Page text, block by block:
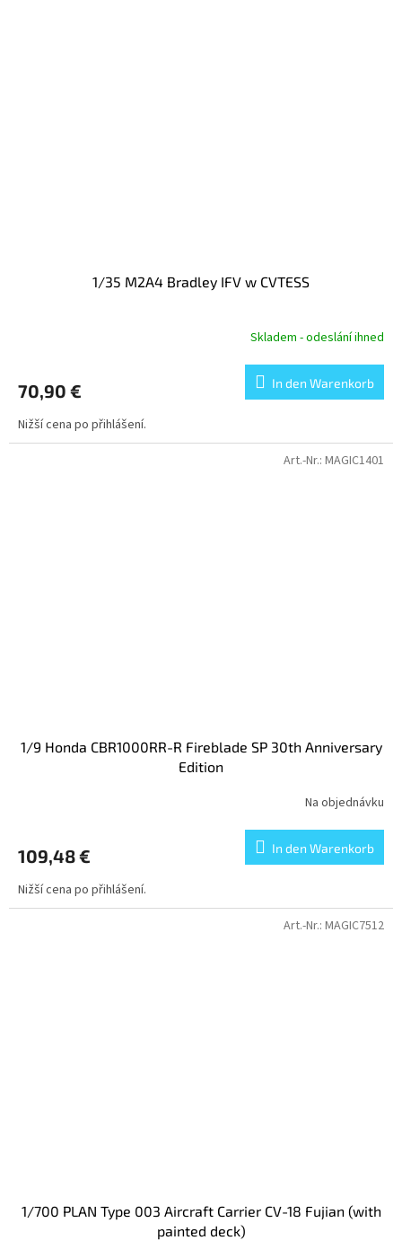
1/35 M2A4 Bradley IFV w CVTESS
Skladem - odeslání ihned
70,90 € In den Warenkorb
Nižší cena po přihlášení.
1/9 Honda CBR1000RR-R Fireblade SP 30th Anniversary
Edition
Na objednávku
109,48 € In den Warenkorb
Nižší cena po přihlášení.
Art.-Nr.: MAGIC1401
1/700 PLAN Type 003 Aircraft Carrier CV-18 Fujian (with
painted deck)
Art.-Nr.: MAGIC7512